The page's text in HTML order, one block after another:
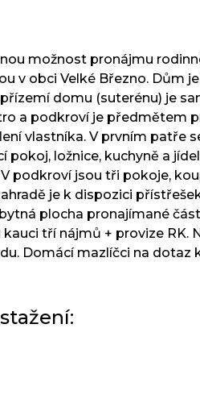
možnost pronájmu
v obci Velké Březno. Dům
domu (suterénu) je
a podkroví je předmětem
vlastníka. V prvním patře
pokoj, ložnice, kuchyně a
podkroví jsou tři pokoje,
je k dispozici
plocha pronajímané
tří nájmů + provize RK.
Domácí mazlíčci na dotaz